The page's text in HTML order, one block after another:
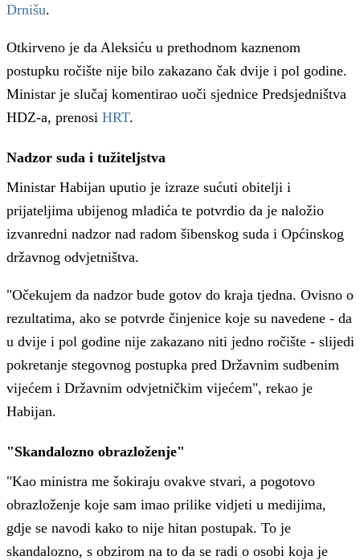
Drnišu.
Otkirveno je da Aleksiću u prethodnom kaznenom
postupku ročište nije bilo zakazano čak dvije i pol godine.
Ministar je slučaj komentirao uoči sjednice Predsjedništva
HDZ-a, prenosi HRT.
Nadzor suda i tužiteljstva
Ministar Habijan uputio je izraze sućuti obitelji i
prijateljima ubijenog mladića te potvrdio da je naložio
izvanredni nadzor nad radom šibenskog suda i Općinskog
državnog odvjetništva.
"Očekujem da nadzor bude gotov do kraja tjedna. Ovisno o
rezultatima, ako se potvrde činjenice koje su navedene - da
u dvije i pol godine nije zakazano niti jedno ročište - slijedi
pokretanje stegovnog postupka pred Državnim sudbenim
vijećem i Državnim odvjetničkim vijećem", rekao je
Habijan.
"Skandalozno obrazloženje"
"Kao ministra me šokiraju ovakve stvari, a pogotovo
obrazloženje koje sam imao prilike vidjeti u medijima,
gdje se navodi kako to nije hitan postupak. To je
skandalozno, s obzirom na to da se radi o osobi koja je